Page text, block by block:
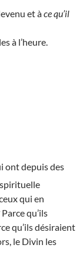
et àce qu’il
à l’heure.
ont depuis des
qui en
qu’ils
qu’ils désiraient
le Divin les